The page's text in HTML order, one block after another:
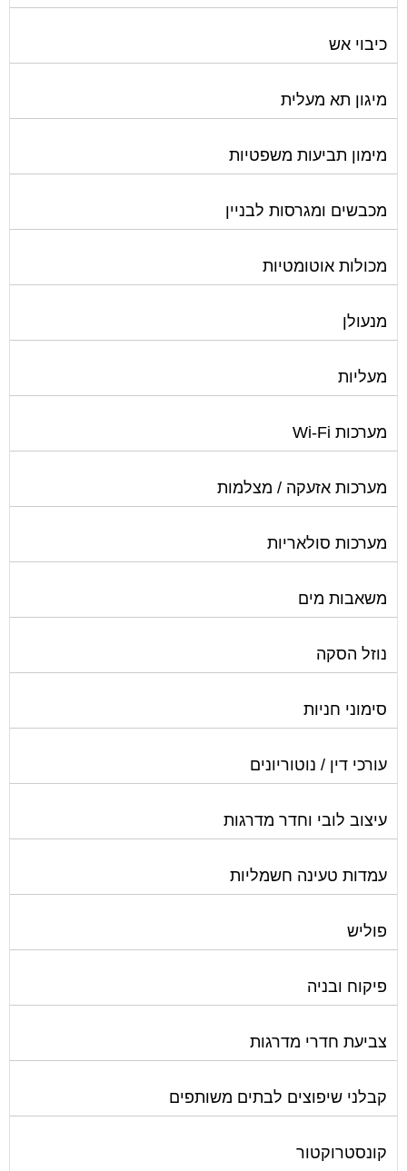
כיבוי אש
מיגון תא מעלית
מימון תביעות משפטיות
מכבשים ומגרסות לבניין
מכולות אוטומטיות
מנעולן
מעליות
מערכות Wi-Fi
מערכות אזעקה / מצלמות
מערכות סולאריות
משאבות מים
נוזל הסקה
סימוני חניות
עורכי דין / נוטוריונים
עיצוב לובי וחדר מדרגות
עמדות טעינה חשמליות
פוליש
פיקוח ובניה
צביעת חדרי מדרגות
קבלני שיפוצים לבתים משותפים
קונסטרוקטור